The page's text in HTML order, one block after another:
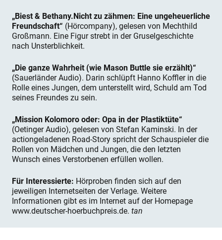
„Biest & Bethany.Nicht zu zähmen: Eine ungeheuerliche
Freundschaft“ (Hörcompany), gelesen von Mechthild
Großmann. Eine Figur strebt in der Gruselgeschichte
nach Unsterblichkeit.
„Die ganze Wahrheit (wie Mason Buttle sie erzählt)“
(Sauerländer Audio). Darin schlüpft Hanno Koffler in die
Rolle eines Jungen, dem unterstellt wird, Schuld am Tod
seines Freundes zu sein.
„Mission Kolomoro oder: Opa in der Plastiktüte“
(Oetinger Audio), gelesen von Stefan Kaminski. In der
actiongeladenen Road-Story spricht der Schauspieler die
Rollen von Mädchen und Jungen, die den letzten
Wunsch eines Verstorbenen erfüllen wollen.
Für Interessierte: Hörproben finden sich auf den
jeweiligen Internetseiten der Verlage. Weitere
Informationen gibt es im Internet auf der Homepage
www.deutscher-hoerbuchpreis.de. tan